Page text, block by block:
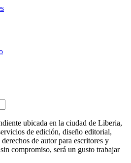
ubicada en la ciudad de Liberia,
de edición, diseño editorial,
de autor para escritores y
compromiso, será un gusto trabajar